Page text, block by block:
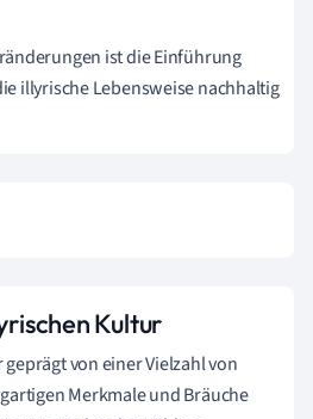
ist die Einführung
illyrische Lebensweise nachhaltig
Kultur
von einer Vielzahl von
Merkmale und Bräuche